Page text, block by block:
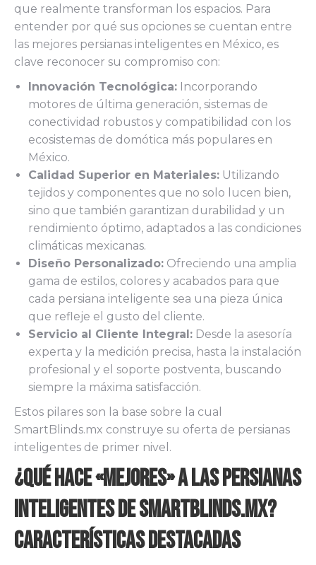
que realmente transforman los espacios. Para
entender por qué sus opciones se cuentan entre
las mejores persianas inteligentes en México, es
clave reconocer su compromiso con:
Innovación Tecnológica: Incorporando
motores de última generación, sistemas de
conectividad robustos y compatibilidad con los
ecosistemas de domótica más populares en
México.
Calidad Superior en Materiales: Utilizando
tejidos y componentes que no solo lucen bien,
sino que también garantizan durabilidad y un
rendimiento óptimo, adaptados a las condiciones
climáticas mexicanas.
Diseño Personalizado: Ofreciendo una amplia
gama de estilos, colores y acabados para que
cada persiana inteligente sea una pieza única
que refleje el gusto del cliente.
Servicio al Cliente Integral: Desde la asesoría
experta y la medición precisa, hasta la instalación
profesional y el soporte postventa, buscando
siempre la máxima satisfacción.
Estos pilares son la base sobre la cual
SmartBlinds.mx construye su oferta de persianas
inteligentes de primer nivel.
¿Qué Hace «Mejores» a las Persianas
Inteligentes de SmartBlinds.mx?
Características Destacadas